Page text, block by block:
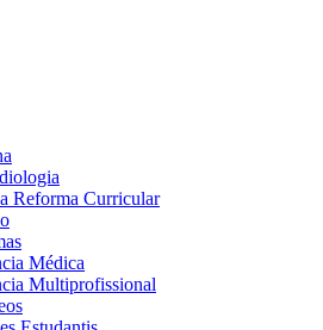
Reforma Curricular
Médica
Multiprofissional